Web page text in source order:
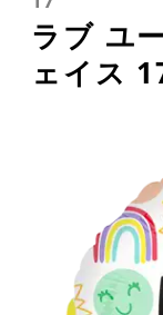
ラブ ユ
ェイス